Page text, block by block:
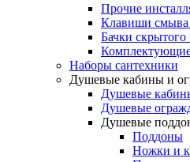
Прочие
Клавиши смыва
Бачки
Наборы сантехники
Душевые кабины и
Душевые
Душевые
Душевые
Поддоны
Ножки и